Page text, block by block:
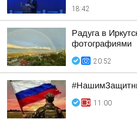
18:42
Радуга в
фотографиями
20:52
11:00